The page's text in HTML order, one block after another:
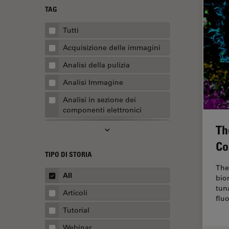
TAG
Tutti
Acquisizione delle immagini
Analisi della pulizia
Analisi Immagine
Analisi in sezione dei
componenti elettronici
Analisi multiplex spaziale
AR Surgery
Assemblaggio
Automotive e aerospaziale
TIPO DI STORIA
All
Articoli
Tutorial